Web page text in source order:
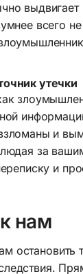
всего не
утечки
и
за
и
нам
остановить